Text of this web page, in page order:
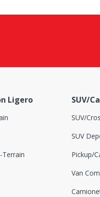
Ligero SUV/
SUV/
SUV
Pickup/
Van